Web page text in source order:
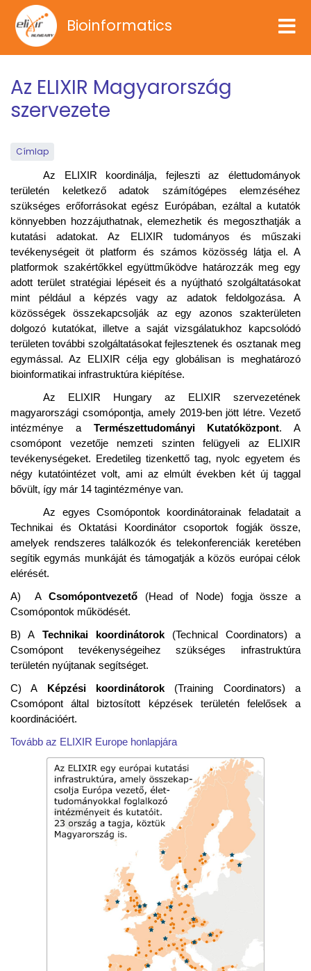
Ugrás
tartalomra
Bioinformatics
Az ELIXIR Magyarország
szervezete
Címlap
Az ELIXIR koordinálja, fejleszti az élettudományok
területén keletkező adatok számítógépes elemzéséhez
szükséges erőforrásokat egész Európában, ezáltal a kutatók
könnyebben hozzájuthatnak, elemezhetik és megoszthatják a
kutatási adatokat. Az ELIXIR tudományos és műszaki
tevékenységeit öt platform és számos közösség látja el. A
platformok szakértőkkel együttműködve határozzák meg egy
adott terület stratégiai lépéseit és a nyújtható szolgáltatásokat
mint például a képzés vagy az adatok feldolgozása. A
közösségek összekapcsolják az egy azonos szakterületen
dolgozó kutatókat, illetve a saját vizsgálatukhoz kapcsolódó
területen további szolgáltatásokat fejlesztenek és osztanak meg
egymással. Az ELIXIR célja egy globálisan is meghatározó
bioinformatikai infrastruktúra kiépítése.
Az ELIXIR Hungary az ELIXIR szervezetének
magyarországi csomópontja, amely 2019-ben jött létre. Vezető
intézménye a Természettudományi Kutatóközpont. A
csomópont vezetője nemzeti szinten felügyeli az ELIXIR
tevékenységeket. Eredetileg tizenkettő tag, nyolc egyetem és
négy kutatóintézet volt, ami az elmúlt években két új taggal
bővült, így már 14 tagintézménye van.
Az egyes Csomópontok koordinátorainak feladatait a
Technikai és Oktatási Koordinátor csoportok fogják össze,
amelyek rendszeres találkozók és telekonferenciák keretében
segítik egymás munkáját és támogatják a közös európai célok
elérését.
A) A Csomópontvezető (Head of Node) fogja össze a
Csomópontok működését.
B) A Technikai koordinátorok (Technical Coordinators) a
Csomópont tevékenységeihez szükséges infrastruktúra
területén nyújtanak segítséget.
C) A Képzési koordinátorok (Training Coordinators) a
Csomópont által biztosított képzések területén felelősek a
koordinációért.
Tovább az ELIXIR Europe honlapjára